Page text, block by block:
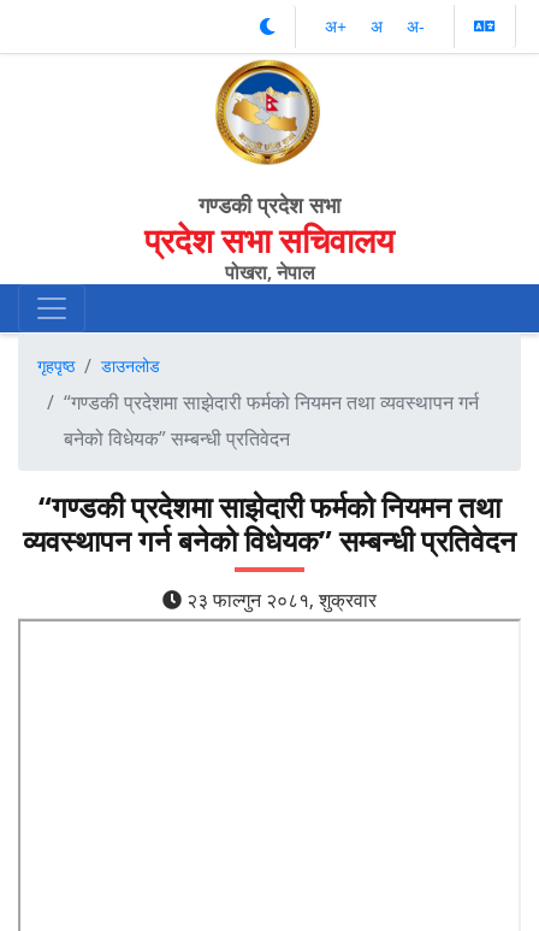
अ‌‌+ अ‌ अ‌-
गण्डकी प्रदेश सभा
प्रदेश सभा सचिवालय
पोखरा, नेपाल
गृहपृष्ठ डाउनलोड
“गण्डकी प्रदेशमा साझेदारी फर्मको नियमन तथा व्यवस्थापन गर्न
बनेको विधेयक” सम्बन्धी प्रतिवेदन
“गण्डकी प्रदेशमा साझेदारी फर्मको नियमन तथा
व्यवस्थापन गर्न बनेको विधेयक” सम्बन्धी प्रतिवेदन
२३ फाल्गुन २०८१, शुक्रवार